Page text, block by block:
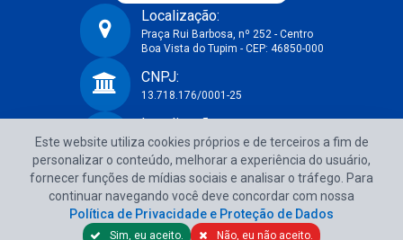
Prefeitura Municipal de Boa Vista do Tupim-BA
Localização:
Praça Rui Barbosa, nº 252 - Centro
Boa Vista do Tupim - CEP: 46850-000
CNPJ:
13.718.176/0001-25
Localização:
Praça Rui Barbosa, nº 252 - Centro
Boa Vista do Tupim - CEP: 46850-000
CNPJ:
13.718.176/0001-25
Este website utiliza cookies próprios e de terceiros a fim de
personalizar o conteúdo, melhorar a experiência do usuário,
fornecer funções de mídias sociais e analisar o tráfego. Para
continuar navegando você deve concordar com nossa
Política de Privacidade e Proteção de Dados
Sim, eu aceito. Não, eu não aceito.